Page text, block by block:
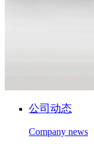
公司动态
Company news